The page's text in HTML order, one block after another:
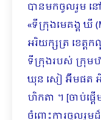
បានមកចូលរួម នៅ
«ទីក្រុងមេគង្គ ឃី
អរិយក្សត្រ ខេត្ត
ទីក្រុងរបស់ ក្រុម
ឃុន សៀ អ៊ីមផត
ហិកតា ។ [ចាប់ផ្
ចំពោះការចូលរួម